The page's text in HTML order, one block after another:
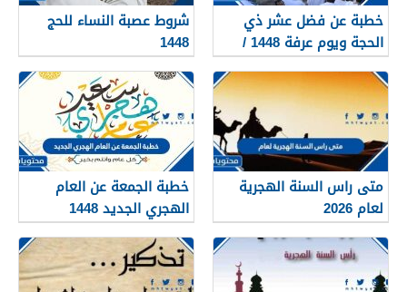
خطبة عن فضل عشر ذي
الحجة ويوم عرفة 1448 /
2026
شروط عصبة النساء للحج
1448
متى راس السنة الهجرية
لعام 2026
خطبة الجمعة عن العام
الهجري الجديد 1448